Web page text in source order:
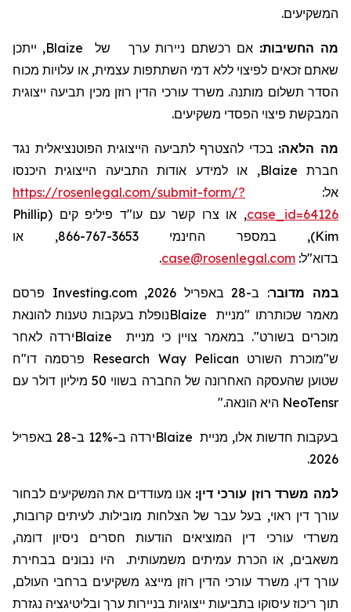
המשקיעים.
מה החשיבות: אם רכשתם ניירות ערך של Blaize, ייתכן
שאתם זכאים לפיצוי ללא דמי השתתפות עצמית, או עלויות מכוח
הסדר תשלום מותנה. משרד עורכי הדין רוזן מכין תביעה ייצוגית
המבקשת פיצוי הפסדי משקיעים.
מה הלאה: בכדי להצטרף לתביעה הייצוגית הפוטנציאלית נגד
חברת Blaize, או למידע אודות התביעה הייצוגית היכנסו
אל: https://rosenlegal.com/submit-form/?
case_id=64126, או צרו קשר עם עו"ד פיליפ קים (Phillip
Kim
), במספר החינמי 866-767-3653, או
בדוא"ל: case@rosenlegal.com
.
במה מדובר:
ב-28 באפריל 2026, Investing.com פרסם
מאמר שכותרתו "מניית
Blaizeנופלת בעקבות טענות להונאת
מוכרים בשורט". במאמר צויין כי מניית Blaizeירדה לאחר
ש"מוכרת השורט Pelican
Way
Research פרסמה דו"ח
שטוען שהעסקה האחרונה של החברה בשווי 50 מיליון דולר עם
NeoTensr היא הונאה."
בעקבות חדשות אלו, מניית Blaize
ירדה ב-12% ב-28 באפריל
2026.
למה משרד רוזן עורכי דין: אנו מעודדים את המשקיעים לבחור
עורך דין ראוי, בעל עבר של הצלחות מובילות. לעיתים קרובות,
משרדי עורכי דין המוציאים הודעות חסרים ניסיון דומה,
משאבים, או הכרת עמיתים משמעותית. היו נבונים בבחירת
עורך דין. משרד עורכי הדין רוזן מייצג משקיעים ברחבי העולם,
תוך ריכוז עיסוקו בתביעות ייצוגיות בניירות ערך ובליטיגציה נגזרת